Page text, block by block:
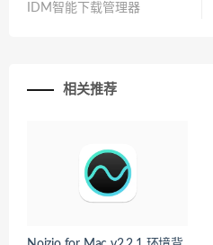
IDM智能下载管理器
相关推荐